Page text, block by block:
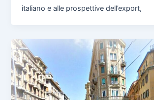
italiano e alle prospettive dell’export,